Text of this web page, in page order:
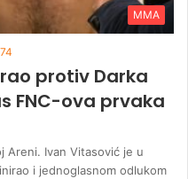
MMA
protiv Darka
FNC-ova prvaka
Areni. Ivan Vitasović je u
i jednoglasnom odlukom